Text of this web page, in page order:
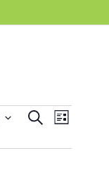
Events
SearchEvent
Views
List